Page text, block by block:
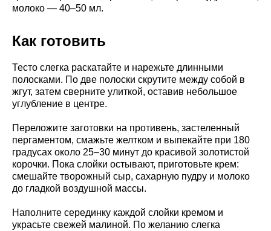
молоко — 40–50 мл.
Как готовить
Тесто слегка раскатайте и нарежьте длинными
полосками. По две полоски скрутите между собой в
жгут, затем сверните улиткой, оставив небольшое
углубление в центре.
Переложите заготовки на противень, застеленный
пергаментом, смажьте желтком и выпекайте при 180
градусах около 25–30 минут до красивой золотистой
корочки. Пока слойки остывают, приготовьте крем:
смешайте творожный сыр, сахарную пудру и молоко
до гладкой воздушной массы.
Наполните серединку каждой слойки кремом и
украсьте свежей малиной. По желанию слегка